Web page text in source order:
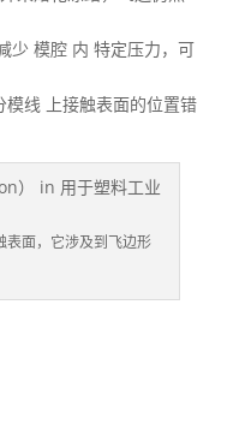
少 模腔 内 特定压力，可
线 上接触表面的位置错
表面，它涉及到飞边形